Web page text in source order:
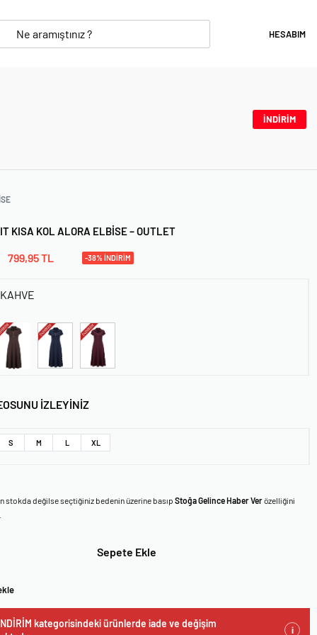
HESABIM
İNDİRİM
KISA KOL ALORA ELBISE – OUTLET
799,95TL -38% İNDİRİM
İZLEYİNİZ
S M L XL
stokda değilse seçtiğiniz bedenin üzerine basıpStoğa Gelince Haber Verözelliğini
Sepete Ekle
kategorisindeki ürünlerde iade ve değişim
i